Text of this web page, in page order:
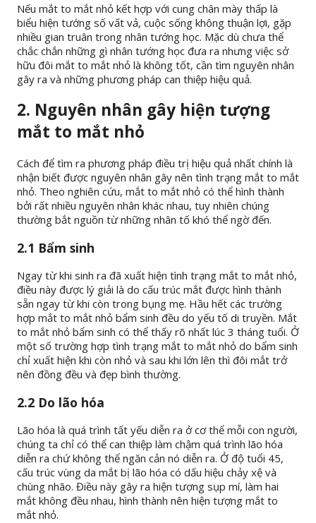
Nếu mắt to mắt nhỏ kết hợp với cung chân mày thấp là
biểu hiện tướng số vất vả, cuộc sống không thuận lợi, gặp
nhiều gian truân trong nhân tướng học. Mặc dù chưa thể
chắc chắn những gì nhân tướng học đưa ra nhưng việc sở
hữu đôi mắt to mắt nhỏ là không tốt, cần tìm nguyên nhân
gây ra và những phương pháp can thiệp hiệu quả.
2. Nguyên nhân gây hiện tượng
mắt to mắt nhỏ
Cách để tìm ra phương pháp điều trị hiệu quả nhất chính là
nhận biết được nguyên nhân gây nên tình trạng mắt to mắt
nhỏ. Theo nghiên cứu, mắt to mắt nhỏ có thể hình thành
bởi rất nhiều nguyên nhân khác nhau, tuy nhiên chúng
thường bắt nguồn từ những nhân tố khó thể ngờ đến.
2.1 Bẩm sinh
Ngay từ khi sinh ra đã xuất hiện tình trạng mắt to mắt nhỏ,
điều này được lý giải là do cấu trúc mắt được hình thành
sẵn ngay từ khi còn trong bụng mẹ. Hầu hết các trường
hợp mắt to mắt nhỏ bẩm sinh đều do yếu tố di truyền. Mắt
to mắt nhỏ bẩm sinh có thể thấy rõ nhất lúc 3 tháng tuổi. Ở
một số trường hợp tình trạng mắt to mắt nhỏ do bẩm sinh
chỉ xuất hiện khi còn nhỏ và sau khi lớn lên thì đôi mắt trở
nên đồng đều và đẹp bình thường.
2.2 Do lão hóa
Lão hóa là quá trình tất yếu diễn ra ở cơ thể mỗi con người,
chúng ta chỉ có thể can thiệp làm chậm quá trình lão hóa
diễn ra chứ không thể ngăn cản nó diễn ra. Ở độ tuổi 45,
cấu trúc vùng da mắt bị lão hóa có dấu hiệu chảy xệ và
chùng nhão. Điều này gây ra hiện tượng sụp mí, làm hai
mắt không đều nhau, hình thành nên hiện tượng mắt to
mắt nhỏ.